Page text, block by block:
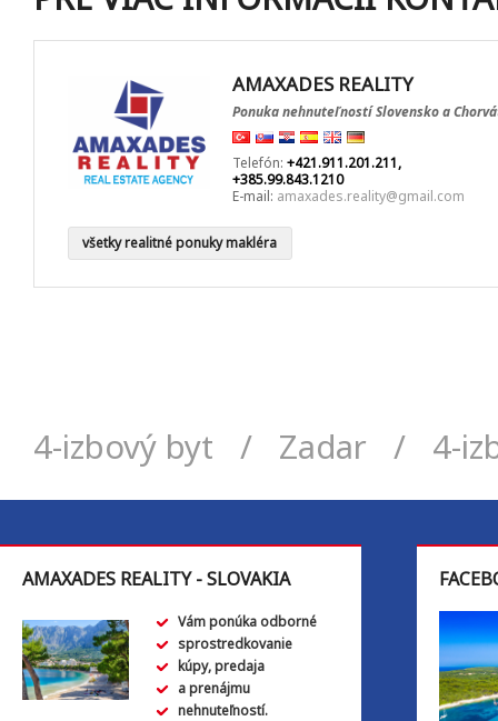
AMAXADES REALITY
Ponuka nehnuteľností Slovensko a
Telefón: +421.911.201.211,
+385.99.843.1210
E-mail: amaxades.reality@gmail.com
všetky realitné ponuky makléra
4-izbový byt / Zadar / 4-
AMAXADES REALITY - SLOVAKIA
Vám ponúka odborné
sprostredkovanie
kúpy, predaja
a prenájmu
nehnuteľností.